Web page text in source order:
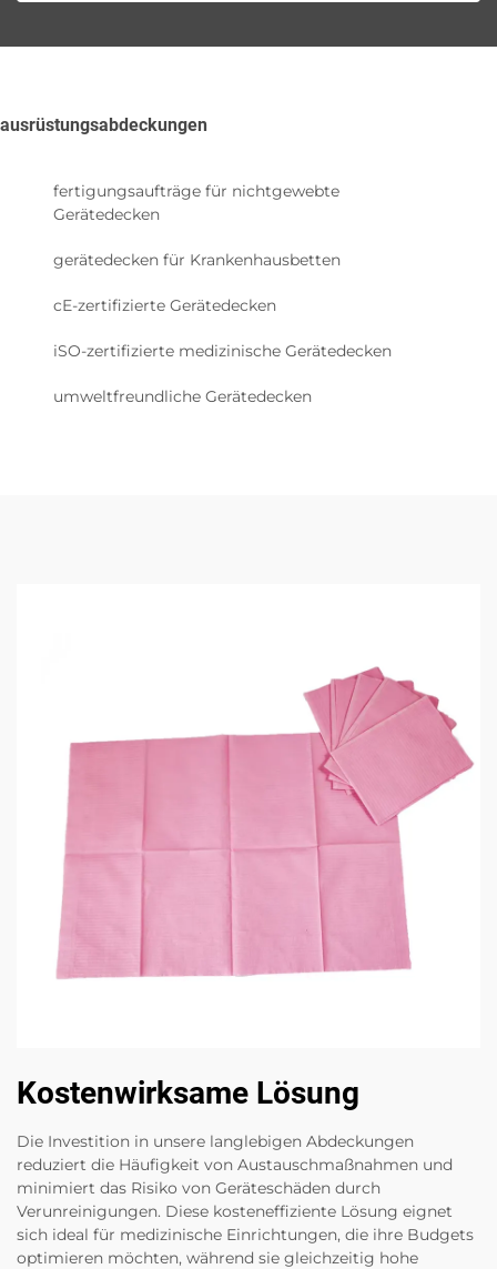
ausrüstungsabdeckungen
fertigungsaufträge für nichtgewebte
Gerätedecken
gerätedecken für Krankenhausbetten
cE-zertifizierte Gerätedecken
iSO-zertifizierte medizinische Gerätedecken
umweltfreundliche Gerätedecken
Kostenwirksame Lösung
Die Investition in unsere langlebigen Abdeckungen
reduziert die Häufigkeit von Austauschmaßnahmen und
minimiert das Risiko von Geräteschäden durch
Verunreinigungen. Diese kosteneffiziente Lösung eignet
sich ideal für medizinische Einrichtungen, die ihre Budgets
optimieren möchten, während sie gleichzeitig hohe